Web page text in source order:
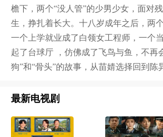
檐下，两个“没人管”的少男少女，面对
生，挣扎着长大。十八岁成年之后，两
一个上学就业成了白领女工程师，一个
起了台球厅 ，仿佛成了飞鸟与鱼，不再
狗”和“骨头”的故事，从苗婧选择回到
最新电视剧